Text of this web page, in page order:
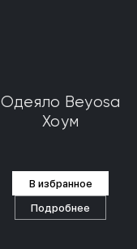
Одеяло Beyosa
Хоум
В избранное
Подробнее